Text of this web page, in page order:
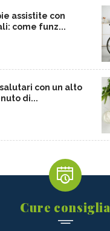
assistite con
come funz...
con un alto
di...
Cure consiglia